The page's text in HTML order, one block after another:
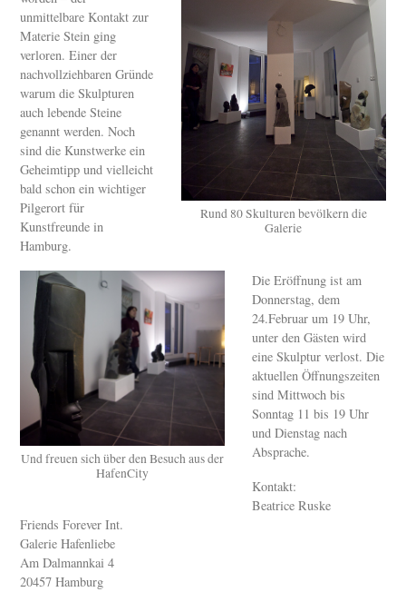
Rund 80 Skulturen bevölkern die
Galerie
unmittelbare Kontakt zur
Materie Stein ging
verloren. Einer der
nachvollziehbaren Gründe
warum die Skulpturen
auch lebende Steine
genannt werden. Noch
sind die Kunstwerke ein
Geheimtipp und vielleicht
bald schon ein wichtiger
Pilgerort für
Kunstfreunde in
Hamburg.
Und freuen sich über den Besuch aus der
HafenCity
Die Eröffnung ist am
Donnerstag, dem
24.Februar um 19 Uhr,
unter den Gästen wird
eine Skulptur verlost. Die
aktuellen Öffnungszeiten
sind Mittwoch bis
Sonntag 11 bis 19 Uhr
und Dienstag nach
Absprache.
Kontakt:
Beatrice Ruske
Friends Forever Int.
Galerie Hafenliebe
Am Dalmannkai 4
20457 Hamburg